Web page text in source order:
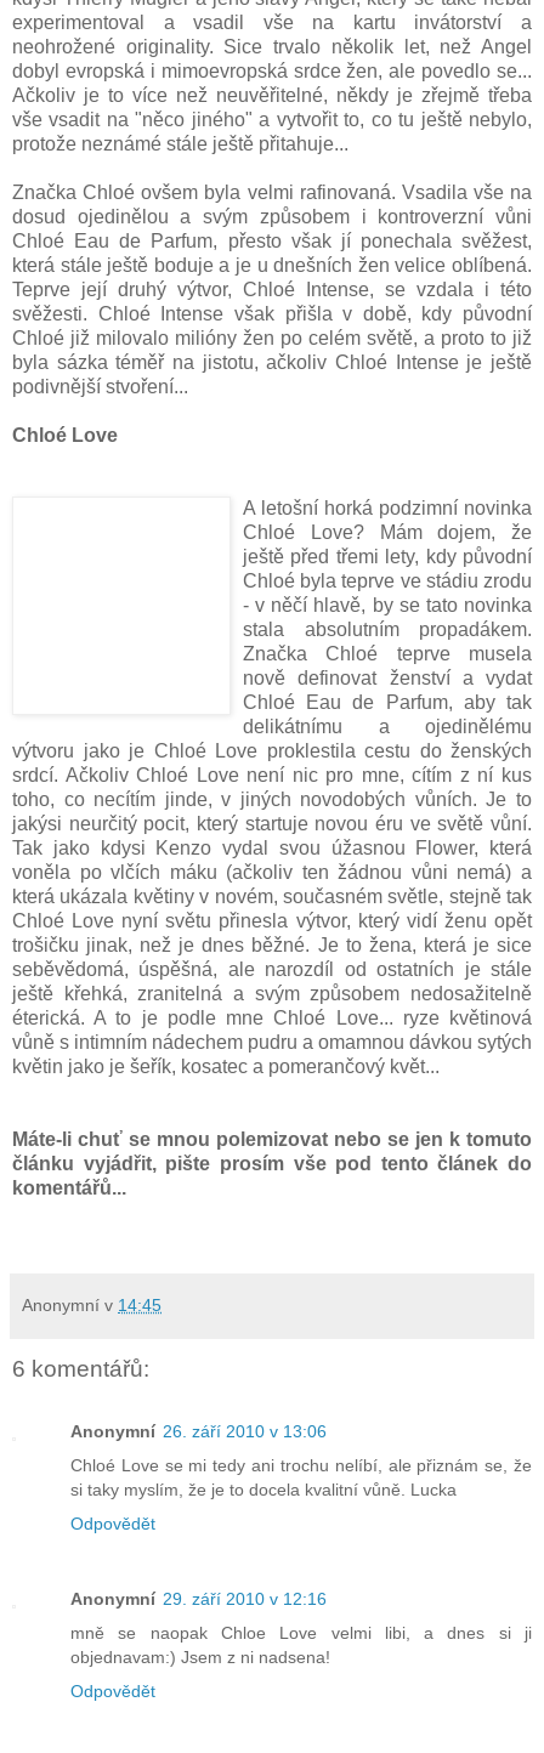
experimentoval a vsadil vše na kartu invátorství a
neohrožené originality. Sice trvalo několik let, než Angel
dobyl evropská i mimoevropská srdce žen, ale povedlo se...
Ačkoliv je to více než neuvěřitelné, někdy je zřejmě třeba
vše vsadit na "něco jiného" a vytvořit to, co tu ještě nebylo,
protože neznámé stále ještě přitahuje...
Značka Chloé ovšem byla velmi rafinovaná. Vsadila vše na
dosud ojedinělou a svým způsobem i kontroverzní vůni
Chloé Eau de Parfum, přesto však jí ponechala svěžest,
která stále ještě boduje a je u dnešních žen velice oblíbená.
Teprve její druhý výtvor, Chloé Intense, se vzdala i této
svěžesti. Chloé Intense však přišla v době, kdy původní
Chloé již milovalo milióny žen po celém světě, a proto to již
byla sázka téměř na jistotu, ačkoliv Chloé Intense je ještě
podivnější stvoření...
Chloé Love
A letošní horká podzimní novinka
Chloé Love? Mám dojem, že
ještě před třemi lety, kdy původní
Chloé byla teprve ve stádiu zrodu
- v něčí hlavě, by se tato novinka
stala absolutním propadákem.
Značka Chloé teprve musela
nově definovat ženství a vydat
Chloé Eau de Parfum, aby tak
delikátnímu a ojedinělému
výtvoru jako je Chloé Love proklestila cestu do ženských
srdcí. Ačkoliv Chloé Love není nic pro mne, cítím z ní kus
toho, co necítím jinde, v jiných novodobých vůních. Je to
jakýsi neurčitý pocit, který startuje novou éru ve světě vůní.
Tak jako kdysi Kenzo vydal svou úžasnou Flower, která
voněla po vlčích máku (ačkoliv ten žádnou vůni nemá) a
která ukázala květiny v novém, současném světle, stejně tak
Chloé Love nyní světu přinesla výtvor, který vidí ženu opět
trošičku jinak, než je dnes běžné. Je to žena, která je sice
seběvědomá, úspěšná, ale narozdíl od ostatních je stále
ještě křehká, zranitelná a svým způsobem nedosažitelně
éterická. A to je podle mne Chloé Love... ryze květinová
vůně s intimním nádechem pudru a omamnou dávkou sytých
květin jako je šeřík, kosatec a pomerančový květ...
Máte-li chuť se mnou polemizovat nebo se jen k tomuto
článku vyjádřit, pište prosím vše pod tento článek do
komentářů...
Anonymní v 14:45
6 komentářů:
Anonymní 26. září 2010 v 13:06
Chloé Love se mi tedy ani trochu nelíbí, ale přiznám se, že
si taky myslím, že je to docela kvalitní vůně. Lucka
Odpovědět
Anonymní 29. září 2010 v 12:16
mně se naopak Chloe Love velmi libi, a dnes si ji
objednavam:) Jsem z ni nadsena!
Odpovědět